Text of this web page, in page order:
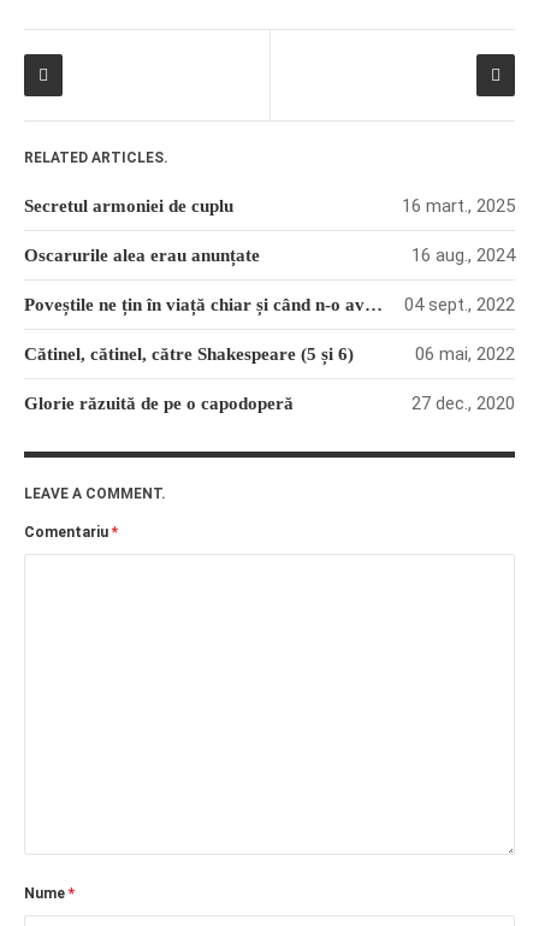
RELATED ARTICLES.
Secretul armoniei de cuplu 16 mart., 2025
Oscarurile alea erau anunțate 16 aug., 2024
Poveștile ne țin în viață chiar și când n-o avem 04 sept., 2022
Cătinel, cătinel, către Shakespeare (5 și 6) 06 mai, 2022
Glorie răzuită de pe o capodoperă 27 dec., 2020
LEAVE A COMMENT.
Comentariu *
Nume *